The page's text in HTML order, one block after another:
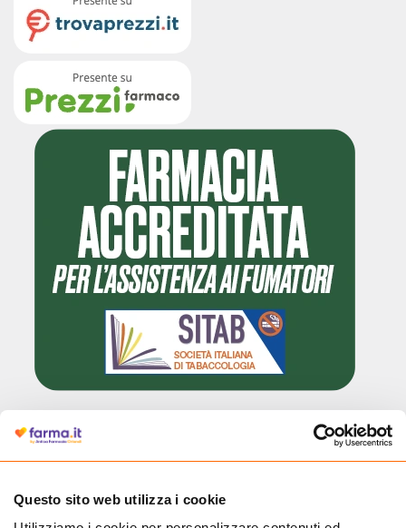
Questo sito web utilizza i cookie
autorizzata dal Ministero della Salute a effettuare la vendita online di